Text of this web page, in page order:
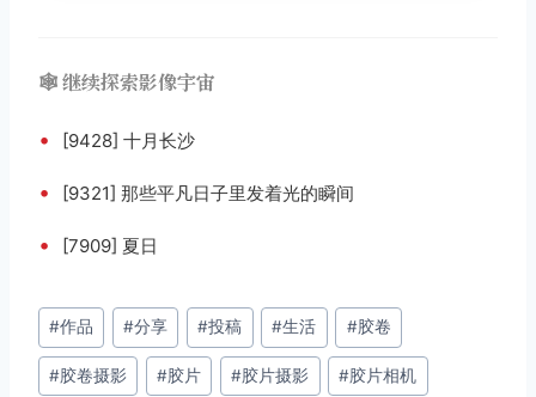
🕸️ 继续探索影像宇宙
• [9428] 十月长沙
• [9321] 那些平凡日子里发着光的瞬间
• [7909] 夏日
文
章
标
#作品 #分享 #投稿 #生活 #胶卷
#胶卷摄影 #胶片 #胶片摄影 #胶片相机